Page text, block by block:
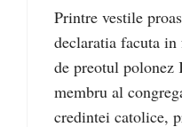
Printre vestile
declaratia facuta
de preotul polonez
membru al
credintei catolice,